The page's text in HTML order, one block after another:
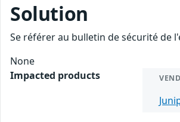
Solution
Se référer au bulletin de sécurité de
None
Impacted products